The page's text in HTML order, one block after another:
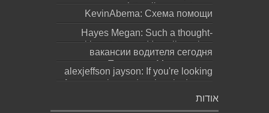
https://sapreqot.com...
KevinAbema: Схема помощи
зависит от состояния, стажа
употребления, проти...
Hayes Megan: Such a thought-
provoking statement! It really makes
you ques...
вакансии водителя сегодня
москва: Переезд в Москву ради
работы не должен превращаться
alexjeffson jayson: If you're looking
for a genuine and authentic degree
(bachel...
אודות